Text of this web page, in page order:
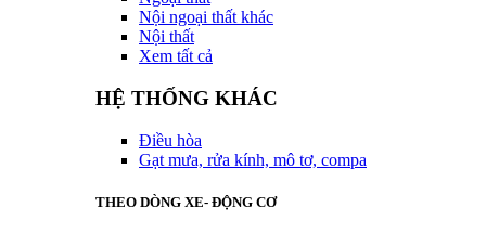
Nội ngoại thất khác
Nội thất
Xem tất cả
HỆ THỐNG KHÁC
Điều hòa
Gạt mưa, rửa kính, mô tơ, compa
THEO DÒNG XE- ĐỘNG CƠ